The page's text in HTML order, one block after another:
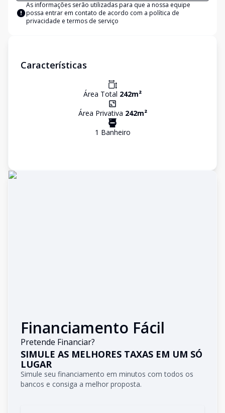
As informações serão utilizadas para que a nossa equipe
possa entrar em contato de acordo com a política de
privacidade e termos de serviço
Características
Área Total 242m²
Área Privativa 242m²
1 Banheiro
Financiamento Fácil
Pretende Financiar?
SIMULE AS MELHORES TAXAS EM UM SÓ
LUGAR
Simule seu financiamento em minutos com todos os
bancos e consiga a melhor proposta.